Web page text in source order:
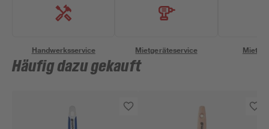
Handwerksservice Mietgeräteservice
Häufig dazu gekauft